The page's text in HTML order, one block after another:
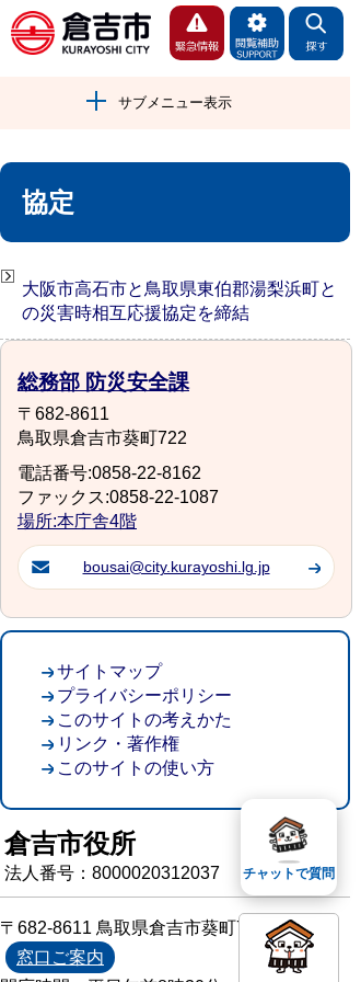
サブメニュー表示
協定
大阪市高石市と鳥取県東伯郡湯梨浜町と
の災害時相互応援協定を締結
総務部 防災安全課
〒682-8611
鳥取県倉吉市葵町722
電話番号:0858-22-8162
ファックス:0858-22-1087
場所:本庁舎4階
bousai@city.kurayoshi.lg.jp
サイトマップ
プライバシーポリシー
このサイトの考えかた
リンク・著作権
このサイトの使い方
倉吉市役所
法人番号：8000020312037
〒682-8611 鳥取県倉吉市葵町722
窓口ご案内
チャットで質問